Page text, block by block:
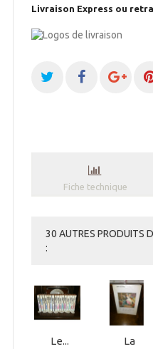
Livraison Express ou
Fiche technique
30 AUTRES PRODUITS
:
Le...
La